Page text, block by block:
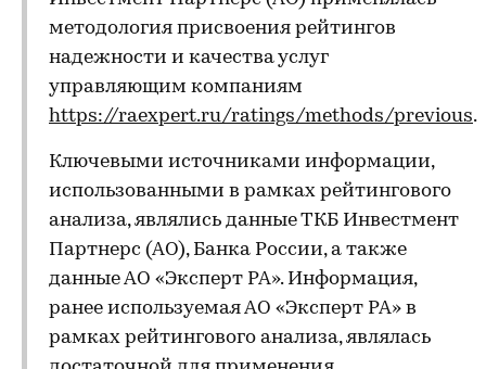
методология присвоения рейтингов
надежности и качества услуг
управляющим компаниям
https://raexpert.ru/ratings/methods/previous.
Ключевыми источниками информации,
использованными в рамках рейтингового
анализа, являлись данные ТКБ Инвестмент
Партнерс (АО), Банка России, а также
данные АО «Эксперт РА». Информация,
ранее используемая АО «Эксперт РА» в
рамках рейтингового анализа, являлась